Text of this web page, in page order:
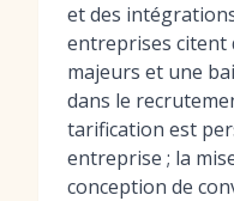
et des
entreprises citent
majeurs et une
dans le
tarification est
entreprise ; la
conception de